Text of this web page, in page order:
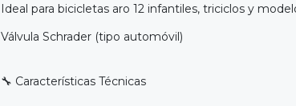
Ideal para bicicletas aro 12 infantiles, triciclos y
Válvula Schrader (tipo automóvil)
🔧 Características Técnicas